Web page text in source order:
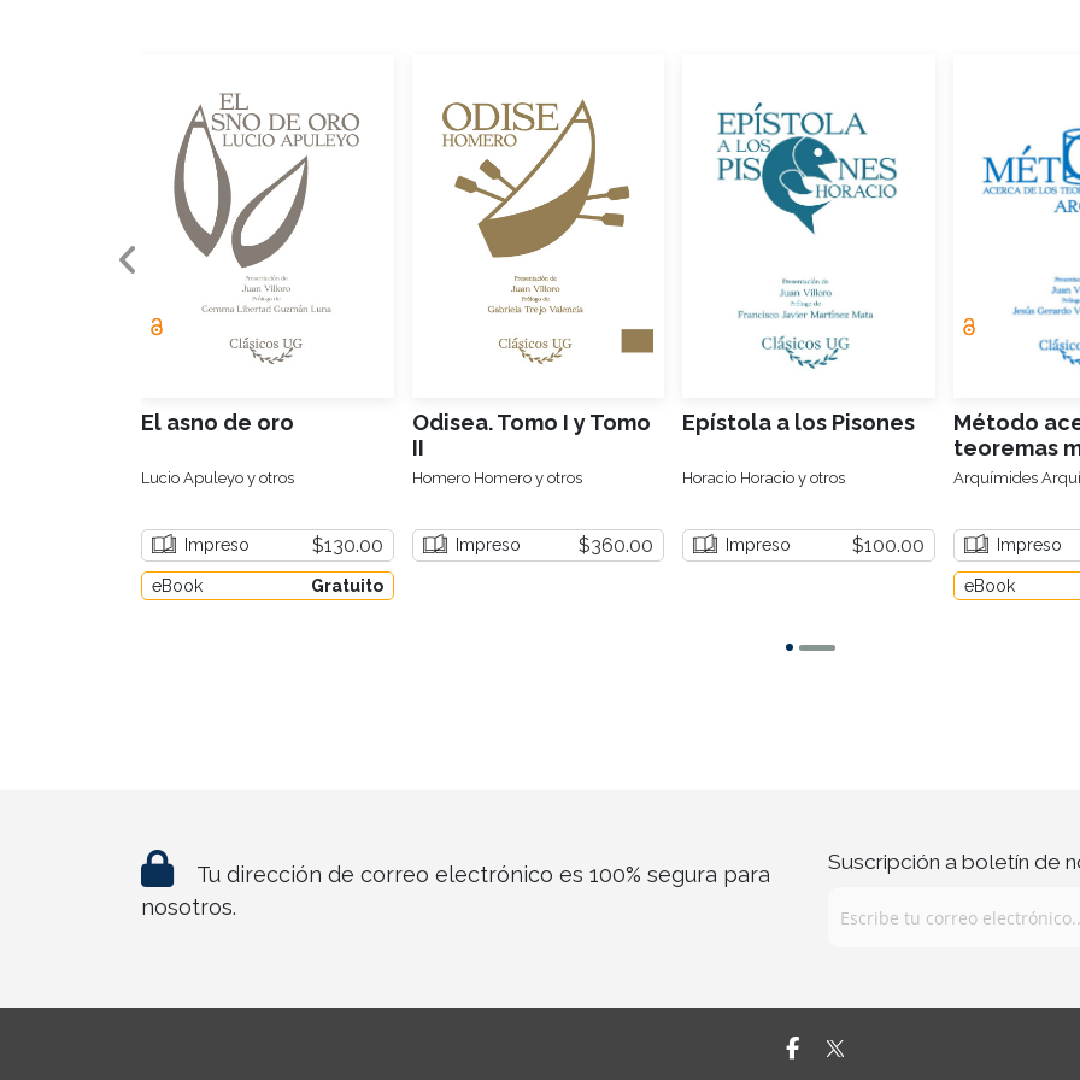
El asno de oro
Lucio Apuleyo y otros
Impreso $130.00
eBook Gratuito
Odisea. Tomo I y Tomo
II
Homero Homero y otros
Impreso $360.00
Epístola a los Pisones
Horacio Horacio y otros
Impreso $100.00
Método
teoremas
Arquímides
Impreso
eBook
Tu dirección de correo electrónico es 100% segura para
nosotros.
Suscripción a boletín de